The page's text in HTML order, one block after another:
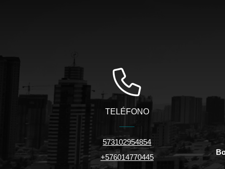
TELÉFONO
573102954854
+576014770445